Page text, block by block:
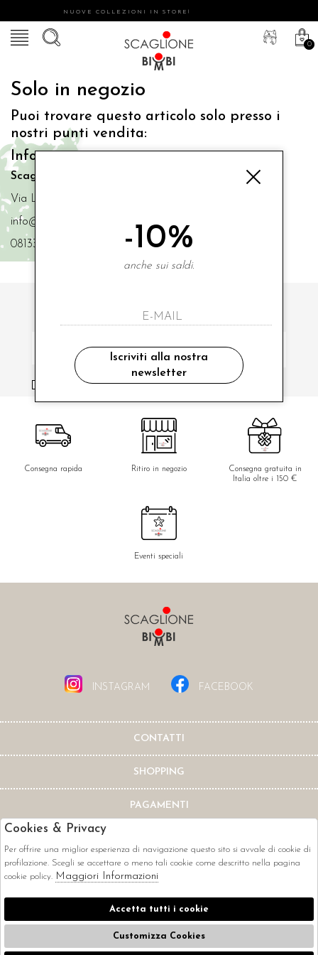
NUOVE COLLEZIONI IN STORE!
0
Solo in negozio
Puoi trovare questo articolo solo presso i
nostri punti vendita:
Info contatti
Scaglione Bimbi di Iacono Maria Angela
Via Luigi Mazzella,73 80077 Ischia
info@scaglionebimbi.com
0813331162
ISCRIVITI ALLA NOSTRA NEWSLETTER
ho letto ed accettato le condizioni sulla privacy.
Consegna rapida Ritiro in negozio
Consegna gratuita in
Italia oltre i 150 €
Eventi speciali
INSTAGRAM FACEBOOK
CONTATTI
SHOPPING
PAGAMENTI
CORRIERI
-10%
anche sui saldi.
Iscriviti alla nostra
newsletter
Cookies & Privacy
Per offrire una miglior esperienza di navigazione questo sito si avvale di cookie di
profilazione. Scegli se accettare o meno tali cookie come descritto nella pagina
cookie policy. Maggiori Informazioni
Accetta tutti i cookie
Customizza Cookies